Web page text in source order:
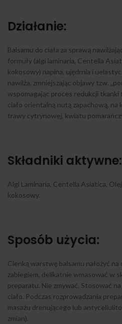
Działanie:
Balsamu do ciała za sprawą
formuły (algi laminaria, Centella
kokosowy) napina, ujędrnia i
nawilża, zmniejszając objawy tzw.
wspomagając proces redukcji
ciało orientalną nutą zapachową, na
trawy cytrynowej, kwiatu
Składniki aktywne:
Algi Laminaria, Centella Asiatica,
kokosowy.
Sposób użycia:
Cienką warstwę balsamu nałożyć na
zabiegiem, delikatnie wmasować w
preparatu. Nie zmywać. Stosować
ciało. Podczas rozprowadzania
masażu drenującego lub
zmian).